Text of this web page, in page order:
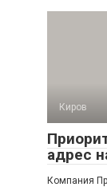
Киров
адрес
Компания